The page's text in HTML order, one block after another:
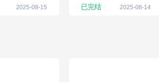
2025-08-15
版）
已完结 2025-08-14